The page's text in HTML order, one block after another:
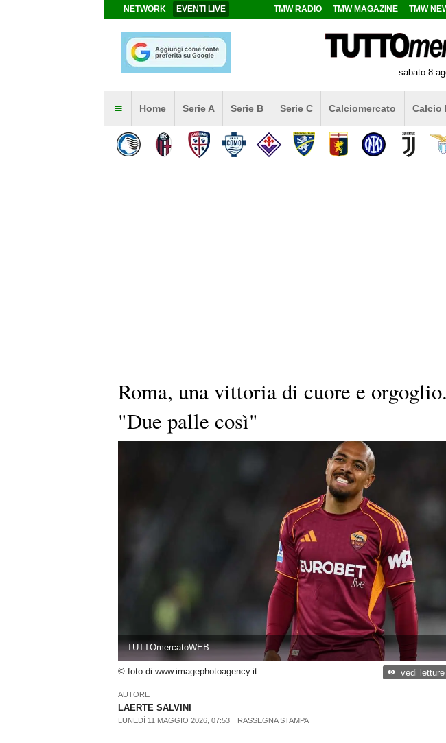
NETWORK EVENTI LIVE TMW RADIO TMW MAGAZINE TMW
sabato 8
Home Serie A Serie B Serie C Calciomercato Calcio
Roma, una vittoria di cuore e
"Due palle così"
TUTTOmercatoWEB
© foto di www.imagephotoagency.it vedi letture
AUTORE
LAERTE SALVINI
LUNEDÌ 11 MAGGIO 2026, 07:53 RASSEGNA STAMPA